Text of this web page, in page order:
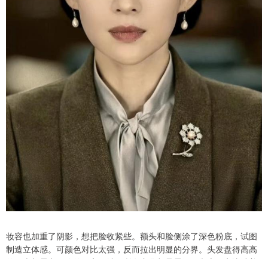
妆容也加重了阴影，想把脸收紧些。额头和脸侧涂了深色粉底，试图
制造立体感。可颜色对比太强，反而拉出明显的分界。头发盘得高高